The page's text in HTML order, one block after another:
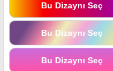
Bu Dizaynı Seç
Bu Dizaynı Seç
Bu Dizaynı Seç